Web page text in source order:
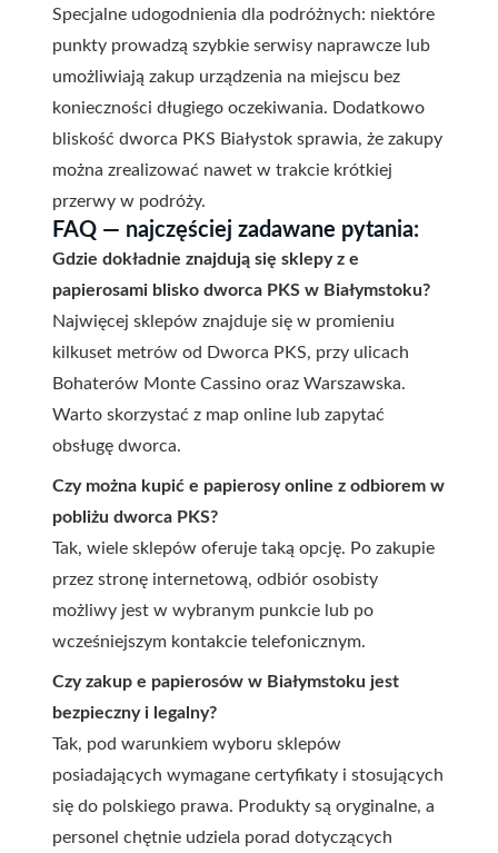
Specjalne udogodnienia dla podróżnych: niektóre
punkty prowadzą szybkie serwisy naprawcze lub
umożliwiają zakup urządzenia na miejscu bez
konieczności długiego oczekiwania. Dodatkowo
bliskość dworca PKS Białystok sprawia, że zakupy
można zrealizować nawet w trakcie krótkiej
przerwy w podróży.
FAQ — najczęściej zadawane pytania:
Gdzie dokładnie znajdują się sklepy z e
papierosami blisko dworca PKS w Białymstoku?
Najwięcej sklepów znajduje się w promieniu
kilkuset metrów od Dworca PKS, przy ulicach
Bohaterów Monte Cassino oraz Warszawska.
Warto skorzystać z map online lub zapytać
obsługę dworca.
Czy można kupić e papierosy online z odbiorem w
pobliżu dworca PKS?
Tak, wiele sklepów oferuje taką opcję. Po zakupie
przez stronę internetową, odbiór osobisty
możliwy jest w wybranym punkcie lub po
wcześniejszym kontakcie telefonicznym.
Czy zakup e papierosów w Białymstoku jest
bezpieczny i legalny?
Tak, pod warunkiem wyboru sklepów
posiadających wymagane certyfikaty i stosujących
się do polskiego prawa. Produkty są oryginalne, a
personel chętnie udziela porad dotyczących